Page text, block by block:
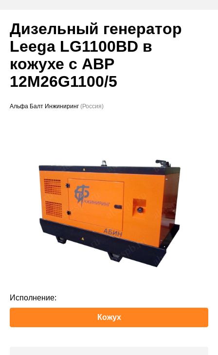
Сервис
Судовое ЭО
Проекты
Дизельный генератор
Leega LG1100BD в
кожухе с АВР
12M26G1100/5
Альфа Балт Инжиниринг (Россия)
Исполнение:
Кожух